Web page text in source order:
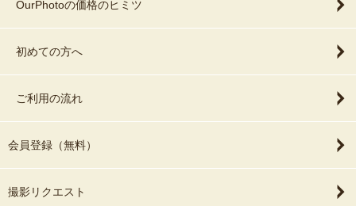
森月 勝大
OurPhotoの価格のヒミツ
初めての方へ
ご利用の流れ
会員登録（無料）
撮影リクエスト